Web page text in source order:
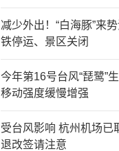
减少外出！“白海豚”来
铁停运、景区关闭
今年第16号台风“琵鹭”
移动强度缓慢增强
受台风影响 杭州机场已
退改签请注意